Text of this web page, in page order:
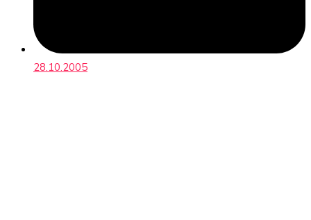
28.10.2005